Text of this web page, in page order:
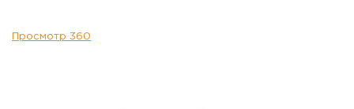
Просмотр 360